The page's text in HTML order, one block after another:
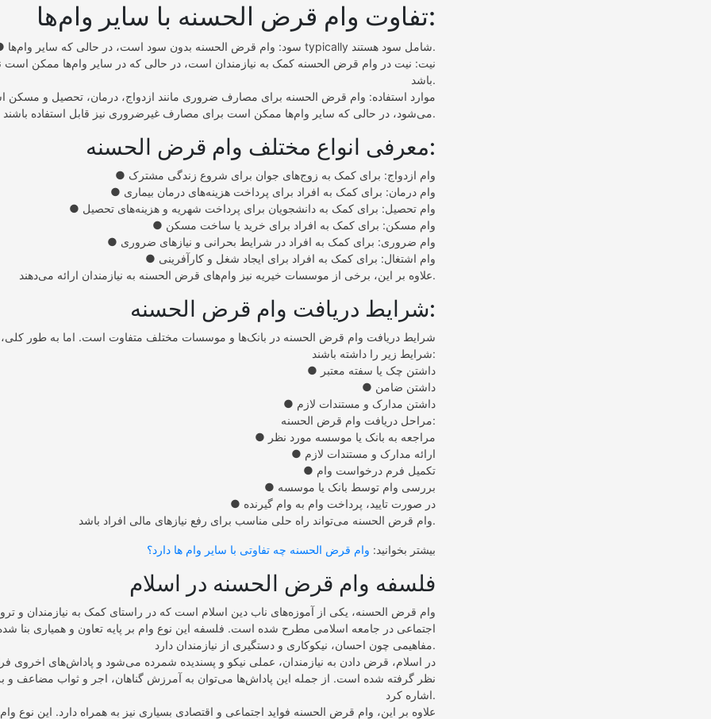
تفاوت وام قرض الحسنه با سایر وام‌ها:
● سود: وام قرض الحسنه بدون سود است، در حالی که سایر وام‌ها typically شامل سود هستند.
باشد.
می‌شود، در حالی که سایر وام‌ها ممکن است برای مصارف غیرضروری نیز قابل استفاده باشند.
معرفی انواع مختلف وام قرض الحسنه:
● وام ازدواج: برای کمک به زوج‌های جوان برای شروع زندگی مشترک
● وام درمان: برای کمک به افراد برای پرداخت هزینه‌های درمان بیماری
● وام تحصیل: برای کمک به دانشجویان برای پرداخت شهریه و هزینه‌های تحصیل
● وام مسکن: برای کمک به افراد برای خرید یا ساخت مسکن
● وام ضروری: برای کمک به افراد در شرایط بحرانی و نیازهای ضروری
● وام اشتغال: برای کمک به افراد برای ایجاد شغل و کارآفرینی
علاوه بر این، برخی از موسسات خیریه نیز وام‌های قرض الحسنه به نیازمندان ارائه می‌دهند.
شرایط دریافت وام قرض الحسنه:
شرایط دریافت وام قرض الحسنه در بانک‌ها و موسسات مختلف متفاوت است. اما به طور کلی،
شرایط زیر را داشته باشند:
● داشتن چک یا سفته معتبر
● داشتن ضامن
● داشتن مدارک و مستندات لازم
مراحل دریافت وام قرض الحسنه:
● مراجعه به بانک یا موسسه مورد نظر
● ارائه مدارک و مستندات لازم
● تکمیل فرم درخواست وام
● بررسی وام توسط بانک یا موسسه
● در صورت تایید، پرداخت وام به وام گیرنده
وام قرض الحسنه می‌تواند راه حلی مناسب برای رفع نیازهای مالی افراد باشد.
بیشتر بخوانید: وام قرض الحسنه چه تفاوتی با سایر وام ها دارد؟
فلسفه وام قرض الحسنه در اسلام
وام قرض الحسنه، یکی از آموزه‌های ناب دین اسلام است که در راستای کمک به نیازمندان و
اجتماعی در جامعه اسلامی مطرح شده است. فلسفه این نوع وام بر پایه تعاون و همیاری بنا
مفاهیمی چون احسان، نیکوکاری و دستگیری از نیازمندان دارد.
در اسلام، قرض دادن به نیازمندان، عملی نیکو و پسندیده شمرده می‌شود و پاداش‌های اخروی
نظر گرفته شده است. از جمله این پاداش‌ها می‌توان به آمرزش گناهان، اجر و ثواب مضاعف و
اشاره کرد.
علاوه بر این، وام قرض الحسنه فواید اجتماعی و اقتصادی بسیاری نیز به همراه دارد. این نوع وام